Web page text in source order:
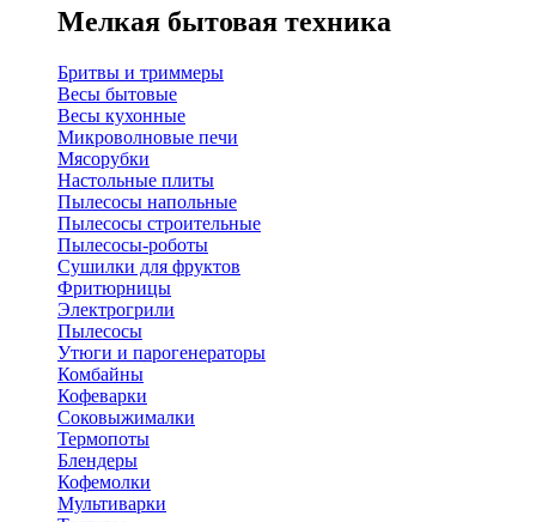
Мелкая бытовая техника
Бритвы и триммеры
Весы бытовые
Весы кухонные
Микроволновые печи
Мясорубки
Настольные плиты
Пылесосы напольные
Пылесосы строительные
Пылесосы-роботы
Сушилки для фруктов
Фритюрницы
Электрогрили
Пылесосы
Утюги и парогенераторы
Комбайны
Кофеварки
Соковыжималки
Термопоты
Блендеры
Кофемолки
Мультиварки